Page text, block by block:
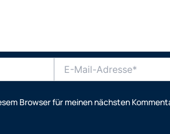
Mail-
Browser für meinen nächsten